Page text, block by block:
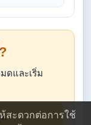
ดและเริ่ม
สะดวกต่อการใช้